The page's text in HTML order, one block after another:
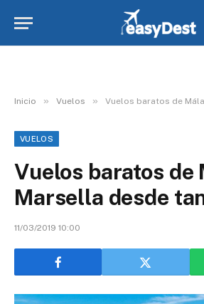
Inicio » Vuelos » Vuelos baratos de Málaga
VUELOS
Vuelos baratos de
Marsella desde
11/03/2019 10:00